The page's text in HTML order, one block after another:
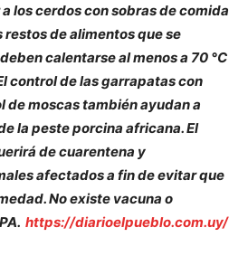
los cerdos con sobras de comida
restos de alimentos que se
calentarse al menos a 70 °C
control de las garrapatas con
de moscas también ayudan a
la peste porcina africana. El
de cuarentena y
afectados a fin de evitar que
No existe vacuna o
https://diarioelpueblo.com.uy/